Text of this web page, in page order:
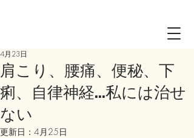
肩こり、腰痛、便秘、下
痢、自律神経…私には治せ
ない
4月23日
更新日： 4月25日